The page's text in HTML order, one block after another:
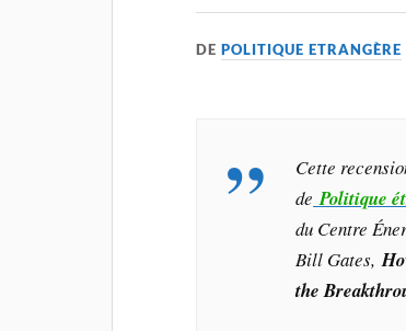
DEPOLITIQUE ETRANGÈRE
Cette
de Politique
du Centre
Bill Gates,
the